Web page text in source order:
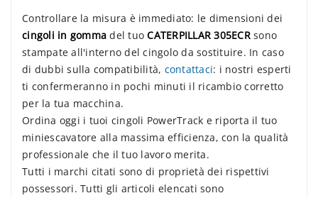
Controllare la misura è immediato: le dimensioni dei
cingoli in gomma del tuoCATERPILLAR 305ECRsono
stampate all'interno del cingolo da sostituire. In caso
di dubbi sulla compatibilità, contattaci: i nostri esperti
ti confermeranno in pochi minuti il ricambio corretto
per la tua macchina.
Ordina oggi i tuoi cingoli PowerTrack e riporta il tuo
miniescavatore alla massima efficienza, con la qualità
professionale che il tuo lavoro merita.
Tutti i marchi citati sono di proprietà dei rispettivi
possessori. Tutti gli articoli elencati sono